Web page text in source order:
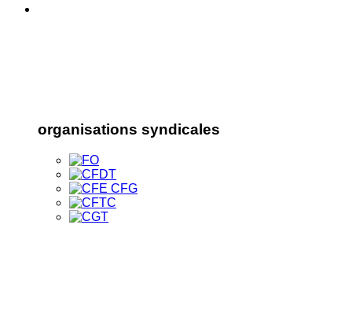
organisations syndicales